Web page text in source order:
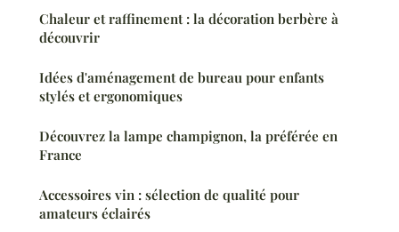
Chaleur et raffinement : la décoration berbère à
découvrir
Idées d'aménagement de bureau pour enfants
stylés et ergonomiques
Découvrez la lampe champignon, la préférée en
France
Accessoires vin : sélection de qualité pour
amateurs éclairés